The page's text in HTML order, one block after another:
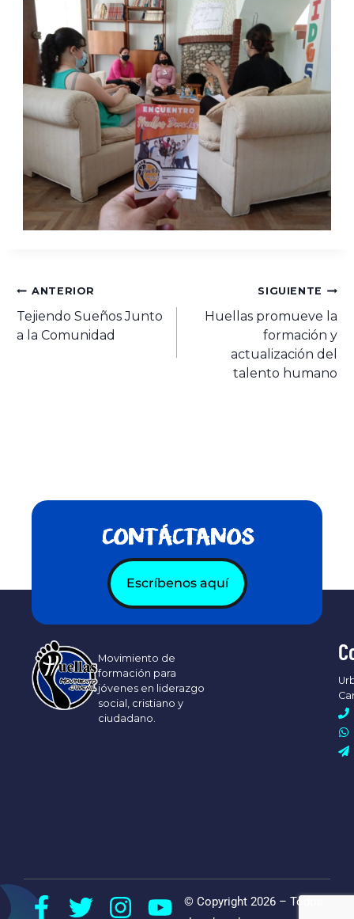
ANTERIOR
Tejiendo Sueños Junto
a la Comunidad
SIGUIENTE
Huellas promueve la
formación y
actualización del
talento humano
CONTÁCTANOS
Escríbenos aquí
Movimiento de
formación para
jóvenes en liderazgo
social, cristiano y
ciudadano.
© Copyright 2026 – Todos